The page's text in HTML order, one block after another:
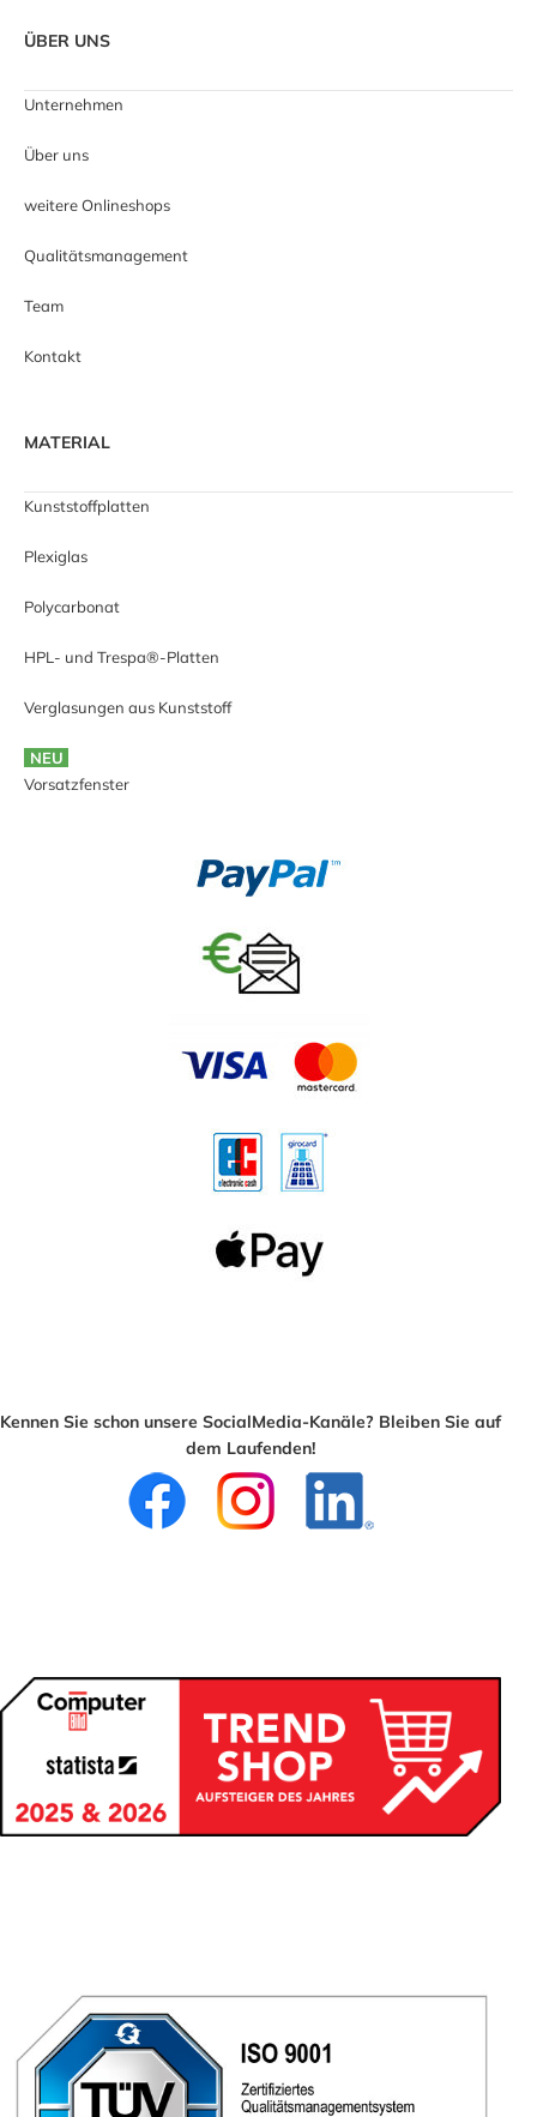
ÜBER UNS
Unternehmen
Über uns
weitere Onlineshops
Qualitätsmanagement
Team
Kontakt
MATERIAL
Kunststoffplatten
Plexiglas
Polycarbonat
HPL- und Trespa®-Platten
Verglasungen aus Kunststoff
NEU
Vorsatzfenster
Kennen Sie schon unsere SocialMedia-Kanäle? Bleiben Sie auf
dem Laufenden!